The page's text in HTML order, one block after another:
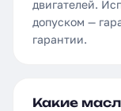
двигателей.
допуском —
гарантии.
Какие